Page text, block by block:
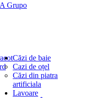
Grupo
Căzi de baie
Cazi de oțel
Căzi din piatra
artificiala
Lavoare